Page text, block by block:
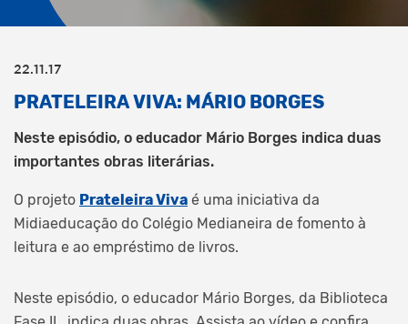
22.11.17
PRATELEIRA VIVA: MÁRIO BORGES
Neste episódio, o educador Mário Borges indica duas
importantes obras literárias.
O projeto Prateleira Viva é uma iniciativa da
Midiaeducação do Colégio Medianeira de fomento à
leitura e ao empréstimo de livros.
Neste episódio, o educador Mário Borges, da Biblioteca